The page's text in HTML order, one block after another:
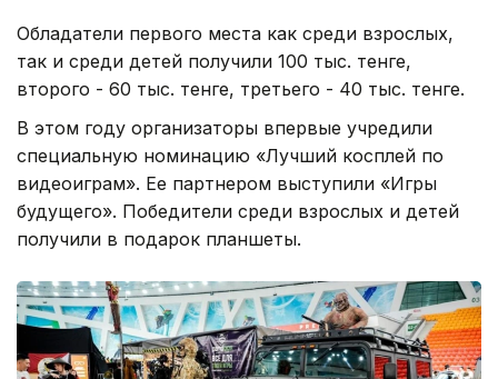
Обладатели первого места как среди взрослых,
так и среди детей получили 100 тыс. тенге,
второго - 60 тыс. тенге, третьего - 40 тыс. тенге.
В этом году организаторы впервые учредили
специальную номинацию «Лучший косплей по
видеоиграм». Ее партнером выступили «Игры
будущего». Победители среди взрослых и детей
получили в подарок планшеты.